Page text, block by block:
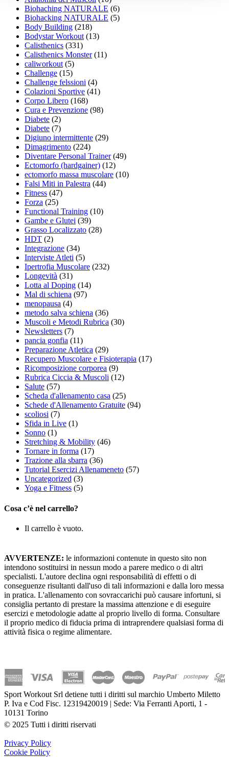
Biohaching NATURALE (6)
Biohacking NATURALE (5)
Body Building (218)
Bodystar Workout(13)
Calisthenics (331)
Calisthenics Monster(11)
caliworkout(5)
Challenge (15)
Challenge felssioni (4)
Colazioni Sportive (41)
Corpo Libero (168)
Cura e Prevenzione (98)
Diabete (2)
Diabete (7)
Digiuno intermittente (29)
Dimagrimento (224)
Diventare Personal Trainer(49)
Ectomorfo (hardgainer) (12)
ectomorfo massa muscolare (10)
Falsi Miti in Palestra (44)
Fitness (47)
Forza (25)
Functional Training (10)
Gambe e Glutei (39)
Grasso Localizzato (28)
HDT (2)
Integrazione (34)
Interviste Atleti (5)
Ipertrofia Muscolare (232)
Longevità (31)
Lotta al Doping (14)
Mal di schiena (97)
menopausa (4)
metodo salva schiena (36)
Muscoli e Metodi Rubrica (30)
Newsletters (7)
pancia gonfia (11)
Preparazione Atletica (29)
Recupero Muscolare e Fisioterapia (17)
Ricomposizione corporea (9)
Rubrica Ciccia & Muscoli (12)
Salute (57)
Scheda d'allenamento casa (25)
Schede d'Allenamento Gratuite (94)
scoliosi (7)
Sfida in Live (1)
Sonno (1)
Stretching & Mobility (46)
Tornare in forma (17)
Trazione alla sbarra (36)
Tutorial Esercizi Allenameneto (57)
Uncategorized (3)
Yoga e Fitness (5)
Cosa c’è nel carrello?
Il carrello è vuoto.
AVVERTENZE: le informazioni contenute in questo sito non
intendono sostituirsi in nessun modo a parere medico o di altri
specialisti. L'autore declina ogni responsabilità di effetti o di
conseguenze risultanti dall'uso di tali informazioni e dalla loro messa
in pratica. L'allenamento con sovraccarichi può causare infortuni, si
consiglia pertanto di prestare la massima attenzione e di eseguire
esercizi e metodologie adatte al proprio livello di forma. Consultare
il proprio medico di fiducia prima di intraprendere qualsiasi forma di
attività fisica o regime alimentare.
Sport Workout Srl detiene tutti i diritti sul marchio Umberto Miletto
P. Iva e Cod Fisc. 12319420019 | Sede: Via Ferranti Aporti, 1 -
10131 Torino
© 2025 Tutti i diritti riservati
Privacy Policy
Cookie Policy